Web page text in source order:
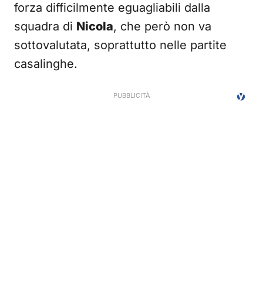
forza difficilmente eguagliabili dalla
squadra di Nicola, che però non va
sottovalutata, soprattutto nelle partite
casalinghe.